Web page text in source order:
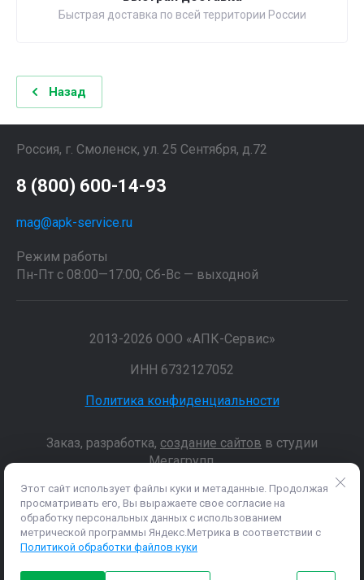
Быстрая доставка по всей территории России
Назад
Россия, г. Смоленск, ул. 25 Сентября, д.72
8 (800) 600-14-93
mag@apk-service.ru
Режим работы
Пн-Пт с 08:00—17:00; Сб-Вс — выходной
2013-2026 ООО «АПК-Сервис»
ИНН 6732127052
Политика конфиденциальности
Заказ, разработка, создание сайтов в студии
Мегагрупп.
Данные о товарах и услугах, включая цены и технические
характеристики, представленные на сайте, не являются
публичной офертой, определяемой положениями Статьи 437 (2)
ГК РФ, а носят исключительно информационный характер. Для
получения точной информации о наличии и стоимости товара,
Этот сайт использует файлы куки и метаданные. Продолжая
просматривать его, Вы выражаете свое согласие на
обработку персональных данных с использованием
метрической программы Яндекс.Метрика в соответствии с
Политикой обработки файлов куки